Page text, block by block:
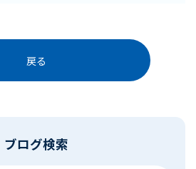
戻る
ブログ検索